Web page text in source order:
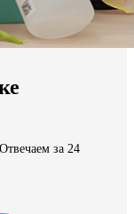
за 24